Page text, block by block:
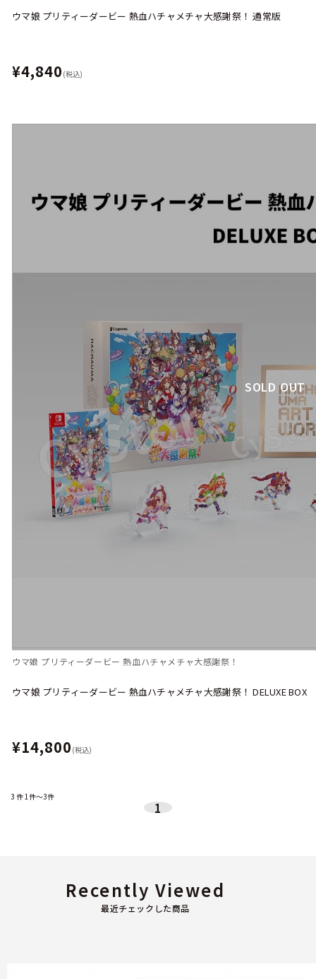
ウマ娘 プリティーダービー 熱血ハチャメチャ大感謝祭！ 通常版
¥4,840 (税込)
SOLD OUT
ウマ娘 プリティーダービー 熱血ハチャメチャ大感謝祭！
ウマ娘 プリティーダービー 熱血ハチャメチャ大感謝祭！ DELUXE BOX
¥14,800 (税込)
3 件1件～3件
1
最近チェックした商品
Recently Viewed